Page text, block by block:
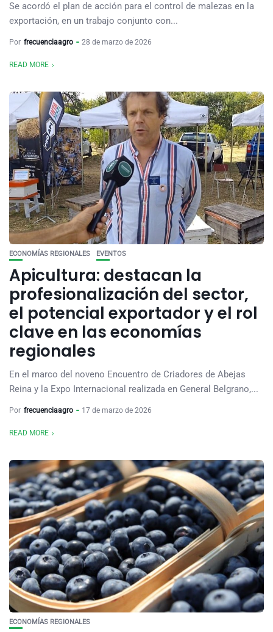
Se acordó el plan de acción para el control de malezas en la
exportación, en un trabajo conjunto con...
Por frecuenciaagro 28 de marzo de 2026
READ MORE
ECONOMÍAS REGIONALES EVENTOS
Apicultura: destacan la
profesionalización del sector,
el potencial exportador y el rol
clave en las economías
regionales
En el marco del noveno Encuentro de Criadores de Abejas
Reina y la Expo Internacional realizada en General Belgrano,...
Por frecuenciaagro 17 de marzo de 2026
READ MORE
ECONOMÍAS REGIONALES